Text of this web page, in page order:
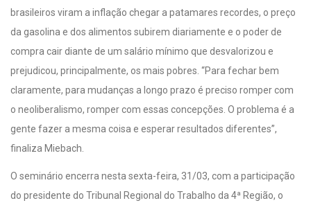
brasileiros viram a inflação chegar a patamares recordes, o preço
da gasolina e dos alimentos subirem diariamente e o poder de
compra cair diante de um salário mínimo que desvalorizou e
prejudicou, principalmente, os mais pobres. “Para fechar bem
claramente, para mudanças a longo prazo é preciso romper com
o neoliberalismo, romper com essas concepções. O problema é a
gente fazer a mesma coisa e esperar resultados diferentes”,
finaliza Miebach.
O seminário encerra nesta sexta-feira, 31/03, com a participação
do presidente do Tribunal Regional do Trabalho da 4ª Região, o